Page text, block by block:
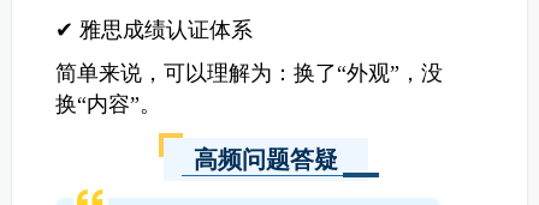
✔ 雅思成绩认证体系
简单来说，可以理解为：换了“外观”，没
换“内容”。
高频问题答疑